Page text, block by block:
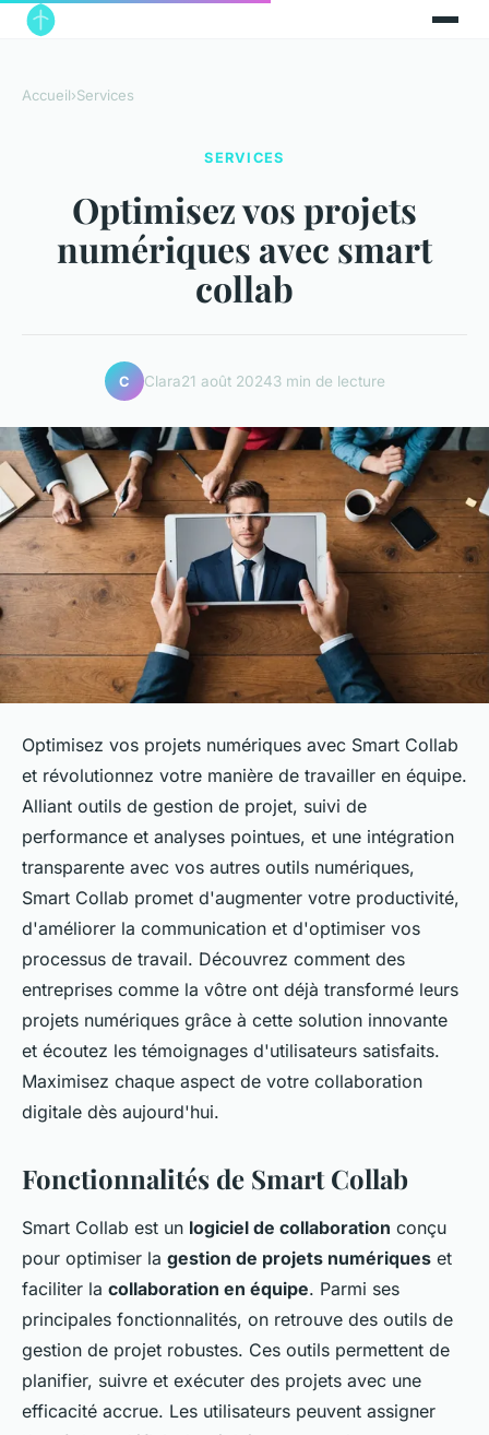
Accueil›Services
SERVICES
Optimisez vos projets
numériques avec smart
collab
C Clara21 août 20243 min de lecture
Optimisez vos projets numériques avec Smart Collab
et révolutionnez votre manière de travailler en équipe.
Alliant outils de gestion de projet, suivi de
performance et analyses pointues, et une intégration
transparente avec vos autres outils numériques,
Smart Collab promet d'augmenter votre productivité,
d'améliorer la communication et d'optimiser vos
processus de travail. Découvrez comment des
entreprises comme la vôtre ont déjà transformé leurs
projets numériques grâce à cette solution innovante
et écoutez les témoignages d'utilisateurs satisfaits.
Maximisez chaque aspect de votre collaboration
digitale dès aujourd'hui.
Fonctionnalités de Smart Collab
Smart Collab est un logiciel de collaboration conçu
pour optimiser la gestion de projets numériques et
faciliter la collaboration en équipe. Parmi ses
principales fonctionnalités, on retrouve des outils de
gestion de projet robustes. Ces outils permettent de
planifier, suivre et exécuter des projets avec une
efficacité accrue. Les utilisateurs peuvent assigner